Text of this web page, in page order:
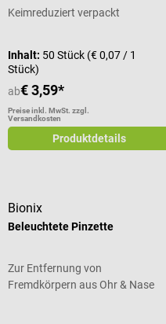
Keimreduziert verpackt
Inhalt: 50 Stück (€ 0,07 / 1
Stück)
ab€ 3,59*
Preise inkl. MwSt. zzgl.
Versandkosten
Produktdetails
Bionix
Beleuchtete Pinzette
Zur Entfernung von
Fremdkörpern aus Ohr & Nase